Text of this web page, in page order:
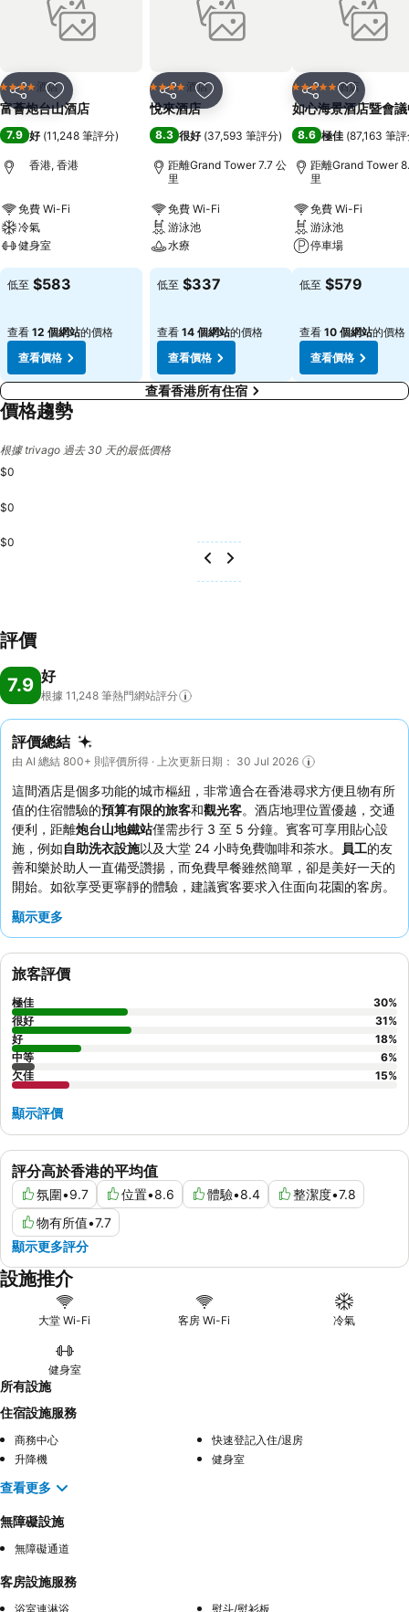
分享 放到收藏夾
4 星級 酒店
富薈炮台山酒店
7.9 好 (11,248 筆評分)
香港, 香港
免費 Wi-Fi
冷氣
健身室
低至 $583
查看 12 個網站的價格
查看價格
分享 放到收藏夾
4 星級 酒店
悅來酒店
8.3 很好 (37,593 筆評分)
距離Grand Tower 7.7 公
里
免費 Wi-Fi
游泳池
水療
低至 $337
查看 14 個網站的價格
查看價格
分享 放到收藏
5 星級 酒店
如心海景酒店暨會
8.6 極佳 (87,163 筆
距離Grand Tower
里
免費 Wi-Fi
游泳池
停車場
低至 $579
查看 10 個網站的價格
查看價格
查看香港所有住宿
價格趨勢
根據 trivago 過去 30 天的最低價格
$0
$0
$0
評價
7.9 好
根據 11,248 筆熱門網站評分
評價總結
由 AI 總結 800+ 則評價所得 · 上次更新日期： 30 Jul 2026
這間酒店是個多功能的城市樞紐，非常適合在香港尋求方便且物有所
值的住宿體驗的預算有限的旅客和觀光客。酒店地理位置優越，交通
便利，距離炮台山地鐵站僅需步行 3 至 5 分鐘。賓客可享用貼心設
施，例如自助洗衣設施以及大堂 24 小時免費咖啡和茶水。 員工的友
善和樂於助人一直備受讚揚，而免費早餐雖然簡單，卻是美好一天的
開始。如欲享受更寧靜的體驗，建議賓客要求入住面向花園的客房。
顯示更多
評分高於香港的平均值
氛圍•9.7 位置•8.6 體驗•8.4 整潔度•7.8
物有所值•7.7
顯示更多評分
旅客評價
極佳 30%
很好
31%
好
18%
中等
6%
欠佳
15%
顯示評價
設施推介
大堂 Wi-Fi 客房 Wi-Fi 冷氣
健身室
所有設施
住宿設施服務
商務中心
快速登記入住/退房
升降機
健身室
查看更多
無障礙設施
無障礙通道
客房設施服務
浴室連淋浴 熨斗/熨衫板